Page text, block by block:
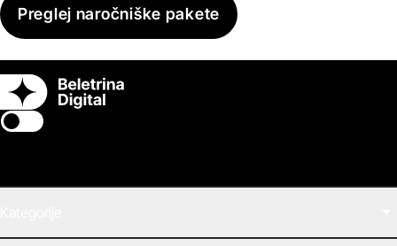
Preglej naročniške pakete
Switch theme